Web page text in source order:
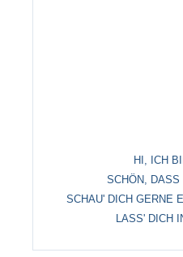
HI, ICH
SCHÖN,
SCHAU' DICH GERNE
LASS' DICH